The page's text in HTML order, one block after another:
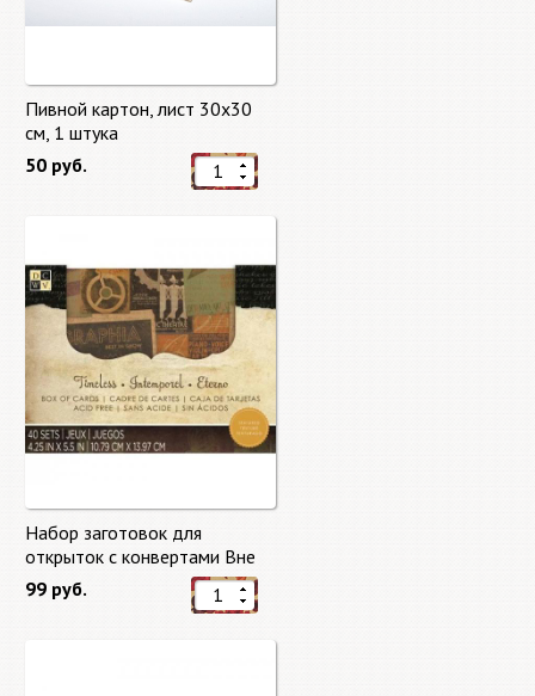
Пивной картон, лист 30х30
cм, 1 штука
50 руб.
Набор заготовок для
открыток с конвертами Вне
времени (Timeless) от DCWV
99 руб.